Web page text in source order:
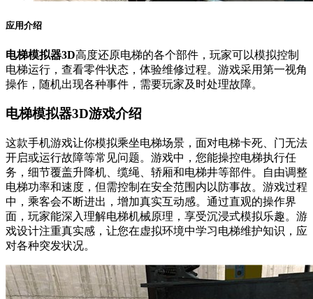
应用介绍
电梯模拟器3D高度还原电梯的各个部件，玩家可以模拟控制
电梯运行，查看零件状态，体验维修过程。游戏采用第一视角
操作，随机出现各种事件，需要玩家及时处理故障。
电梯模拟器3D游戏介绍
这款手机游戏让你模拟乘坐电梯场景，面对电梯卡死、门无法
开启或运行故障等常见问题。游戏中，您能操控电梯执行任
务，细节覆盖升降机、缆绳、轿厢和电梯井等部件。自由调整
电梯功率和速度，但需控制在安全范围内以防事故。游戏过程
中，乘客会不断进出，增加真实互动感。通过直观的操作界
面，玩家能深入理解电梯机械原理，享受沉浸式模拟乐趣。游
戏设计注重真实感，让您在虚拟环境中学习电梯维护知识，应
对各种突发状况。